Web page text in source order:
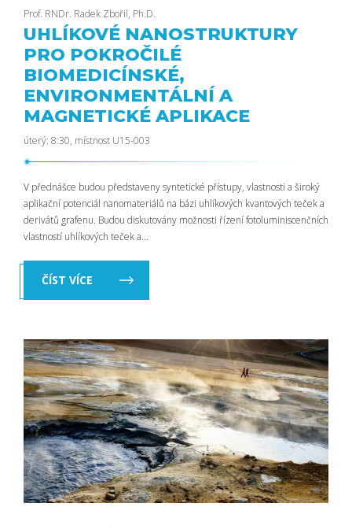
Prof. RNDr. Radek Zbořil, Ph.D.
UHLÍKOVÉ NANOSTRUKTURY
PRO POKROČILÉ
BIOMEDICÍNSKÉ,
ENVIRONMENTÁLNÍ A
MAGNETICKÉ APLIKACE
úterý: 8:30, místnost U15-003
V přednášce budou představeny syntetické přístupy, vlastnosti a široký
aplikační potenciál nanomateriálů na bázi uhlíkových kvantových teček a
derivátů grafenu. Budou diskutovány možnosti řízení fotoluminiscenčních
vlastností uhlíkových teček a...
ČÍST VÍCE